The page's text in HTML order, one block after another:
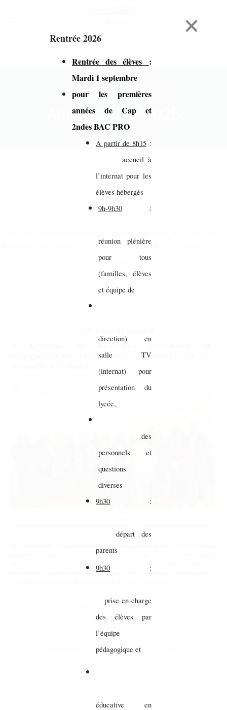
×
Rentrée 2026
Rentrée des élèves :
Mardi 1 septembre
pour les premières
années de Cap et
2ndes BAC PRO
A partir de 8h15:
accueil à
l’internat pour les
élèves hébergés
9h-9h30 :
réunion plénière
pour tous
(familles, élèves
et équipe de
direction) en
salle TV
(internat) pour
présentation du
lycée,
des
personnels et
questions
diverses
9h30 :
départ des
parents
9h30 :
prise en charge
des élèves par
l’équipe
pédagogique et
éducative en
Accueil > Année 2024-2025
Année 2024-2025
établissements scolaires ont été accueillis à la
mairie
https://www.letelegramme.fr/cotes-d-armor/quintin-
22800/a-quintin-les-nouveaux-personnels-et-
enseignants-des-etablissements-scolaires-ont-ete-
accueillis-a-la-mairie-6670117.php